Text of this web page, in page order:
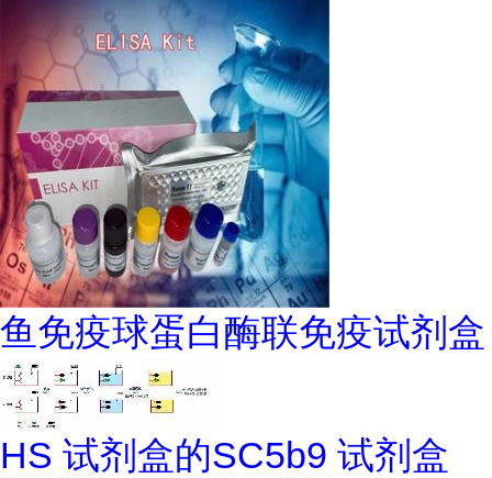
鱼免疫球蛋白酶联免疫试剂盒
HS 试剂盒的SC5b9 试剂盒